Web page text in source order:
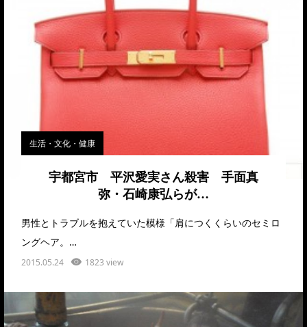
生活・文化・健康
宇都宮市 平沢愛実さん殺害 手面真
弥・石崎康弘らが…
男性とトラブルを抱えていた模様「肩につくくらいのセミロ
ングヘア。…
2015.05.24 1823 view